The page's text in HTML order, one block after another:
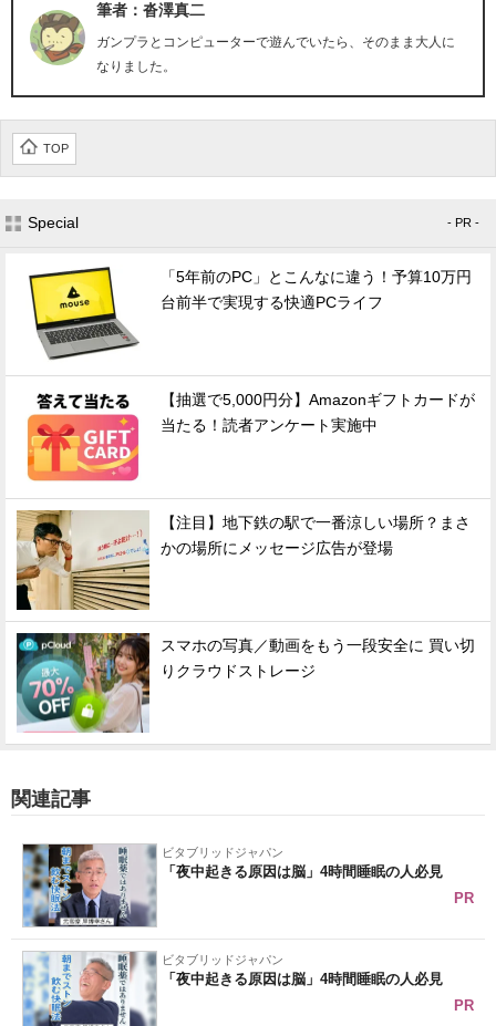
筆者：沓澤真二
ガンプラとコンピューターで遊んでいたら、そのまま大人に
なりました。
TOP
Special - PR -
「5年前のPC」とこんなに違う！予算10万円
台前半で実現する快適PCライフ
【抽選で5,000円分】Amazonギフトカードが
当たる！読者アンケート実施中
【注目】地下鉄の駅で一番涼しい場所？まさ
かの場所にメッセージ広告が登場
スマホの写真／動画をもう一段安全に 買い切
りクラウドストレージ
関連記事
ビタブリッドジャパン
「夜中起きる原因は脳」4時間睡眠の人必見
PR
ビタブリッドジャパン
「夜中起きる原因は脳」4時間睡眠の人必見
PR